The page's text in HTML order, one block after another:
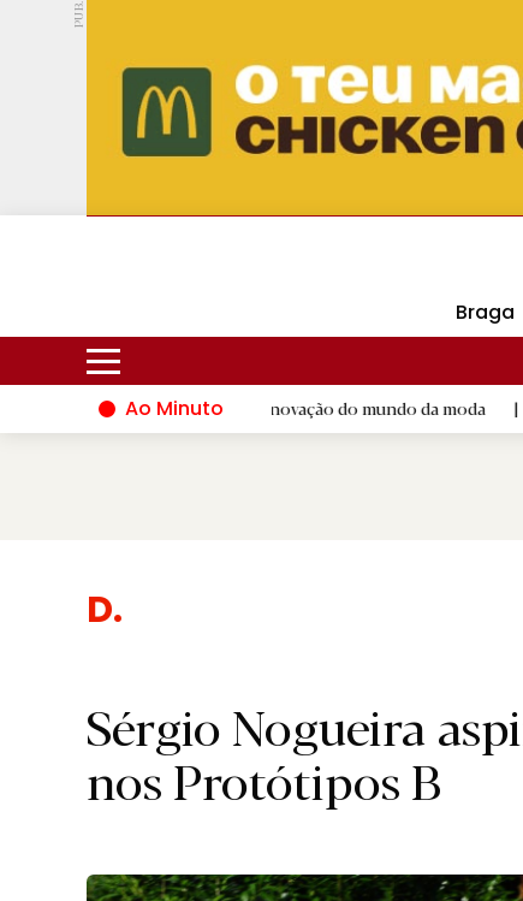
PUB.
Hoje 16ºC 28ºC DMtv
Braga
Ao Minuto
palco ao talento e à inovação do mundo da moda | D.
Despo
Sérgio Nogueira
nos Protótipos B